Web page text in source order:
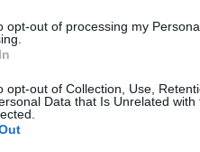
opt-out of processing my
opt-out of Collection, Use,
Data that Is Unrelated
Federer ha vinto
in premi in denaro
(Rolex,
per citarne alcuni); la